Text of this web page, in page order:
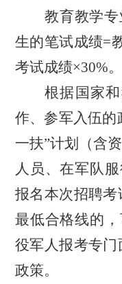
教育教学
生的笔试成绩=
考试成绩×30%。
根据国家和
作、参军入伍的
一扶”计划（含
人员、在军队
报名本次招聘考
最低合格线的
役军人报考专门
政策。